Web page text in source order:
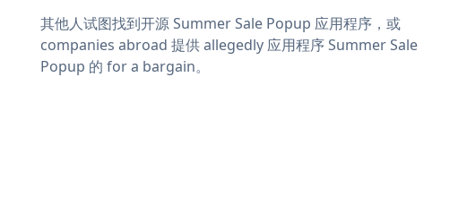
其他人试图找到开源 Summer Sale Popup 应用程序，或
companies abroad 提供 allegedly 应用程序 Summer Sale
Popup 的 for a bargain。